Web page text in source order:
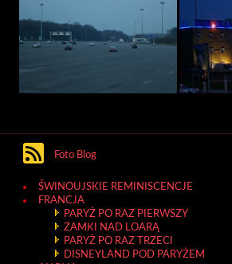
Foto Blog
ŚWINOUJSKIE REMINISCENCJE
FRANCJA
PARYŻ PO RAZ PIERWSZY
ZAMKI NAD LOARĄ
PARYŻ PO RAZ TRZECI
DISNEYLAND POD PARYŻEM